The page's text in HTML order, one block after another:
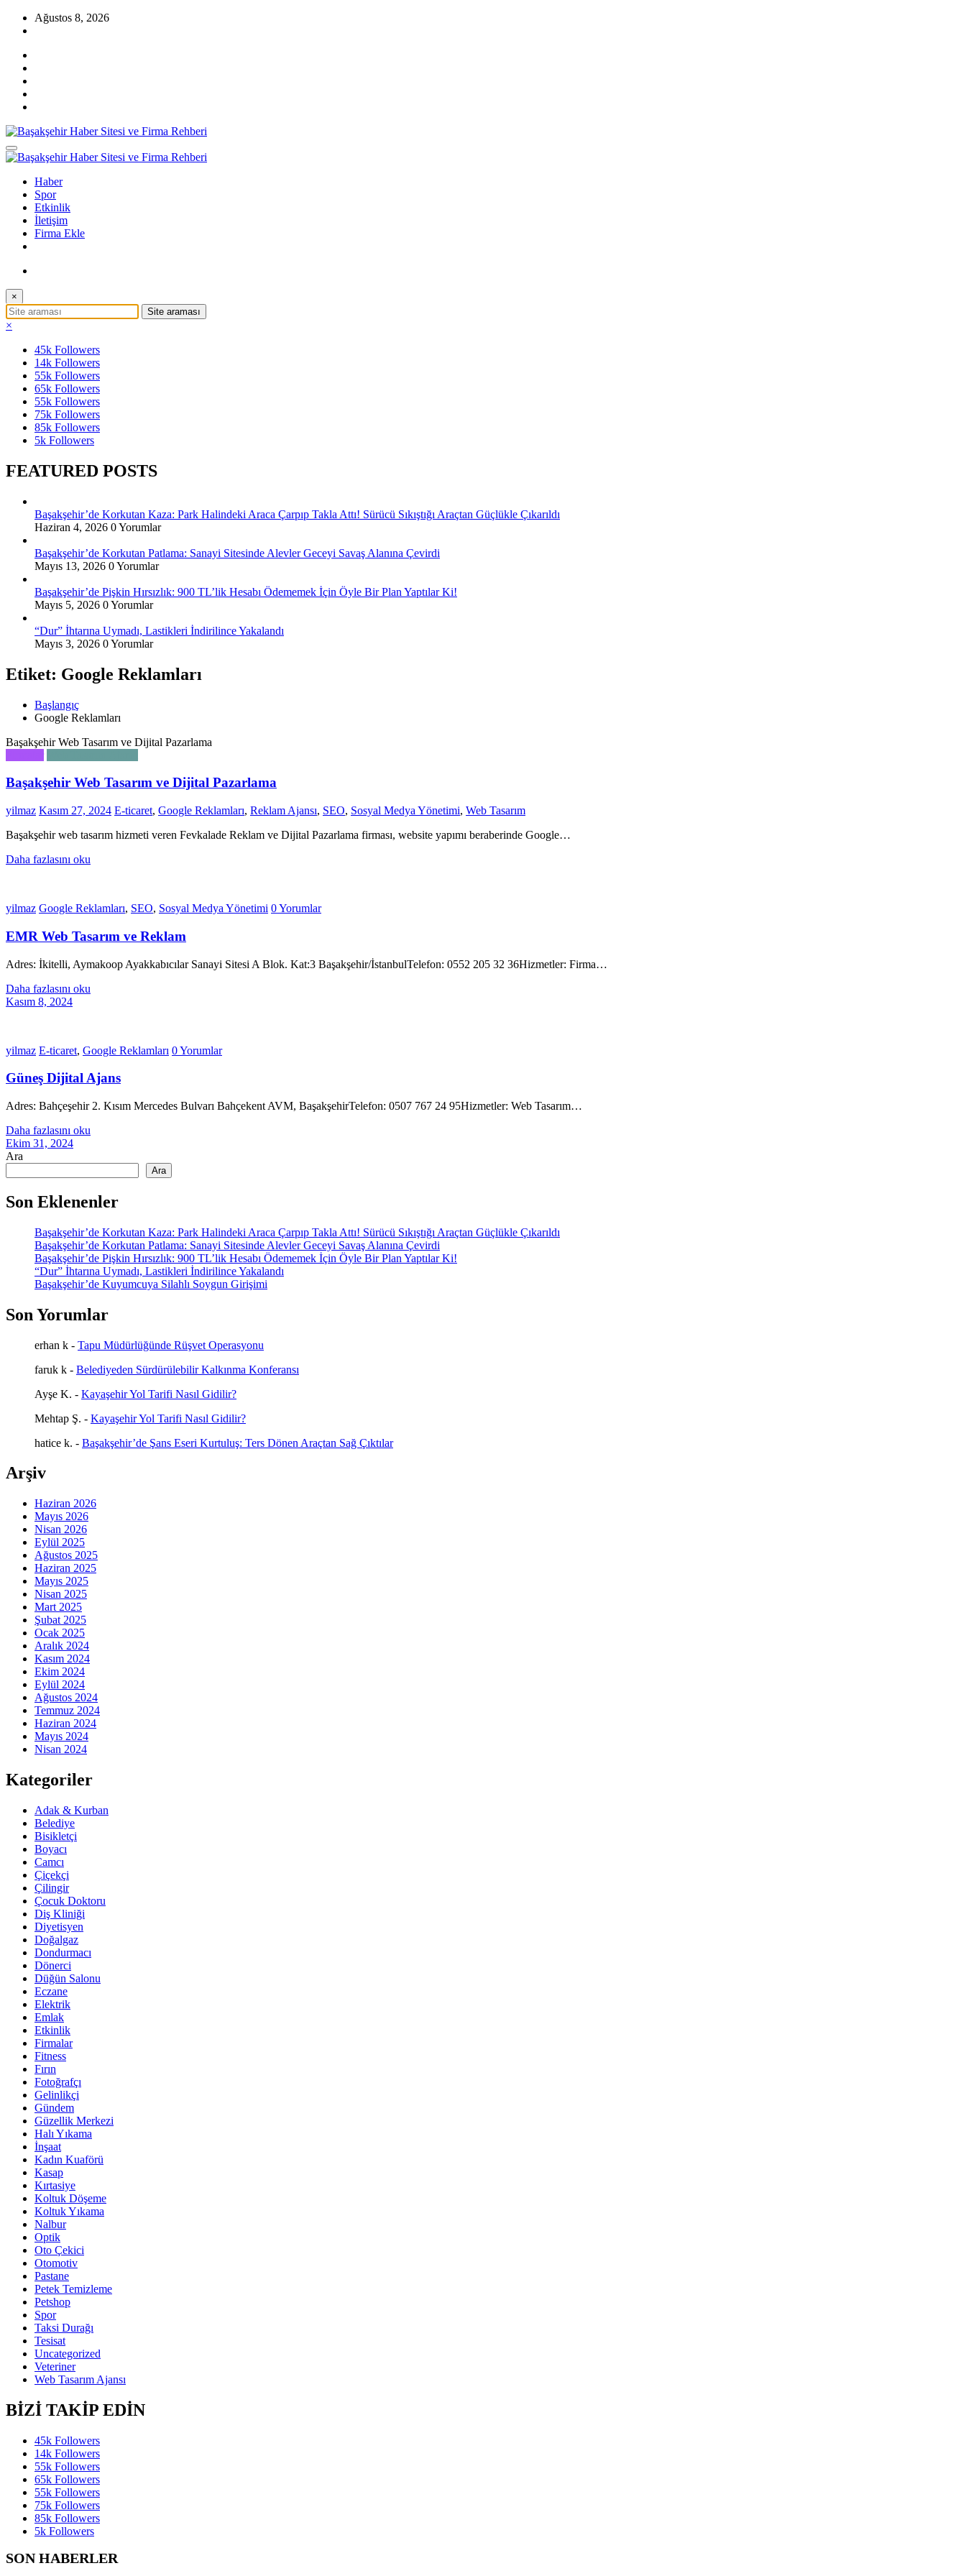
İçeriğe Ağustos 8, 2026
Başakşehir Haber Sitesi ve Firma Rehberi
Başakşehir Haberleri, firma rehber sitesi, kayaşehir, bahçeşehir, ikitelli , güvercintepe firmaları…
Başakşehir Haber Sitesi ve Firma Rehberi
Başakşehir Haberleri, firma rehber sitesi, kayaşehir, bahçeşehir, ikitelli , güvercintepe firmaları…
Haber
Spor
Etkinlik
İletişim
Firma Ekle
×
×
45k Followers
14k Followers
55k Followers
65k Followers
55k Followers
75k Followers
85k Followers
5k Followers
FEATURED POSTS
Başakşehir’de Korkutan Kaza: Park Halindeki Araca Çarpıp Takla Attı! Sürücü Sıkıştığı Araçtan Güçlükle Çıkarıldı
Haziran 4, 2026 0 Yorumlar
Başakşehir’de Korkutan Patlama: Sanayi Sitesinde Alevler Geceyi Savaş Alanına Çevirdi
Mayıs 13, 2026 0 Yorumlar
Başakşehir’de Pişkin Hırsızlık: 900 TL’lik Hesabı Ödememek İçin Öyle Bir Plan Yaptılar Ki!
Mayıs 5, 2026 0 Yorumlar
“Dur” İhtarına Uymadı, Lastikleri İndirilince Yakalandı
Mayıs 3, 2026 0 Yorumlar
Etiket: Google Reklamları
Başlangıç
Google Reklamları
Başakşehir Web Tasarım ve Dijital Pazarlama
Başakşehir Web Tasarım ve Dijital Pazarlama
yilmaz Kasım 27, 2024 E-ticaret, Google Reklamları, Reklam Ajansı, SEO, Sosyal Medya Yönetimi, Web Tasarım
Başakşehir web tasarım hizmeti veren Fevkalade Reklam ve Dijital Pazarlama firması, website yapımı beraberinde Google…
Daha fazlasını oku
yilmaz Google Reklamları, SEO, Sosyal Medya Yönetimi 0 Yorumlar
EMR Web Tasarım ve Reklam
Adres: İkitelli, Aymakoop Ayakkabıcılar Sanayi Sitesi A Blok. Kat:3 Başakşehir/İstanbulTelefon: 0552 205 32 36Hizmetler: Firma…
Daha fazlasını oku
Kasım 8, 2024
yilmaz E-ticaret, Google Reklamları 0 Yorumlar
Güneş Dijital Ajans
Adres: Bahçeşehir 2. Kısım Mercedes Bulvarı Bahçekent AVM, BaşakşehirTelefon: 0507 767 24 95Hizmetler: Web Tasarım…
Daha fazlasını oku
Ekim 31, 2024
Ara
Ara
Son Eklenenler
Başakşehir’de Korkutan Kaza: Park Halindeki Araca Çarpıp Takla Attı! Sürücü Sıkıştığı Araçtan Güçlükle Çıkarıldı
Başakşehir’de Korkutan Patlama: Sanayi Sitesinde Alevler Geceyi Savaş Alanına Çevirdi
Başakşehir’de Pişkin Hırsızlık: 900 TL’lik Hesabı Ödememek İçin Öyle Bir Plan Yaptılar Ki!
“Dur” İhtarına Uymadı, Lastikleri İndirilince Yakalandı
Başakşehir’de Kuyumcuya Silahlı Soygun Girişimi
Son Yorumlar
erhan k - Tapu Müdürlüğünde Rüşvet Operasyonu
faruk k - Belediyeden Sürdürülebilir Kalkınma Konferansı
Ayşe K. - Kayaşehir Yol Tarifi Nasıl Gidilir?
Mehtap Ş. - Kayaşehir Yol Tarifi Nasıl Gidilir?
hatice k. - Başakşehir’de Şans Eseri Kurtuluş: Ters Dönen Araçtan Sağ Çıktılar
Arşiv
Haziran 2026
Mayıs 2026
Nisan 2026
Eylül 2025
Ağustos 2025
Haziran 2025
Mayıs 2025
Nisan 2025
Mart 2025
Şubat 2025
Ocak 2025
Aralık 2024
Kasım 2024
Ekim 2024
Eylül 2024
Ağustos 2024
Temmuz 2024
Haziran 2024
Mayıs 2024
Nisan 2024
Kategoriler
Adak & Kurban
Belediye
Bisikletçi
Boyacı
Camcı
Çiçekçi
Çilingir
Çocuk Doktoru
Diş Kliniği
Diyetisyen
Doğalgaz
Dondurmacı
Dönerci
Düğün Salonu
Eczane
Elektrik
Emlak
Etkinlik
Firmalar
Fitness
Fırın
Fotoğrafçı
Gelinlikçi
Gündem
Güzellik Merkezi
Halı Yıkama
İnşaat
Kadın Kuaförü
Kasap
Kırtasiye
Koltuk Döşeme
Koltuk Yıkama
Nalbur
Optik
Oto Çekici
Otomotiv
Pastane
Petek Temizleme
Petshop
Spor
Taksi Durağı
Tesisat
Uncategorized
Veteriner
Web Tasarım Ajansı
BİZİ TAKİP EDİN
45k Followers
14k Followers
55k Followers
65k Followers
55k Followers
75k Followers
85k Followers
5k Followers
SON HABERLER